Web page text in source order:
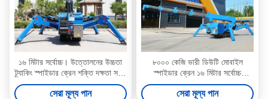
১৬ মিটার সর্বোচ্চ। উত্তোলনের উচ্চতা
ট্র্যাকিং স্পাইডার ক্রেন শক্তি দক্ষতা সহজ
অপারেশন
সেরা মূল্য পান
৮০০০ কেজি ভারী ডিউটি মোবাইল
স্পাইডার ক্রেন ১৬ মিটার সর্বোচ্চ
উত্তোলনের উচ্চতা
সেরা মূল্য পান